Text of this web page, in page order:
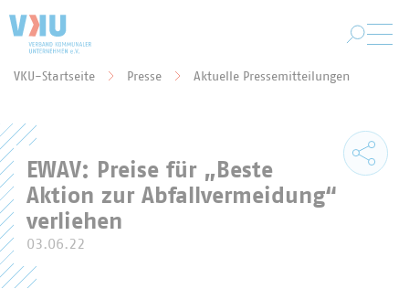
VKU-Startseite Presse Aktuelle Pressemitteilungen
EWAV: Preise für „Beste
Aktion zur Abfallvermeidung“
verliehen
03.06.22